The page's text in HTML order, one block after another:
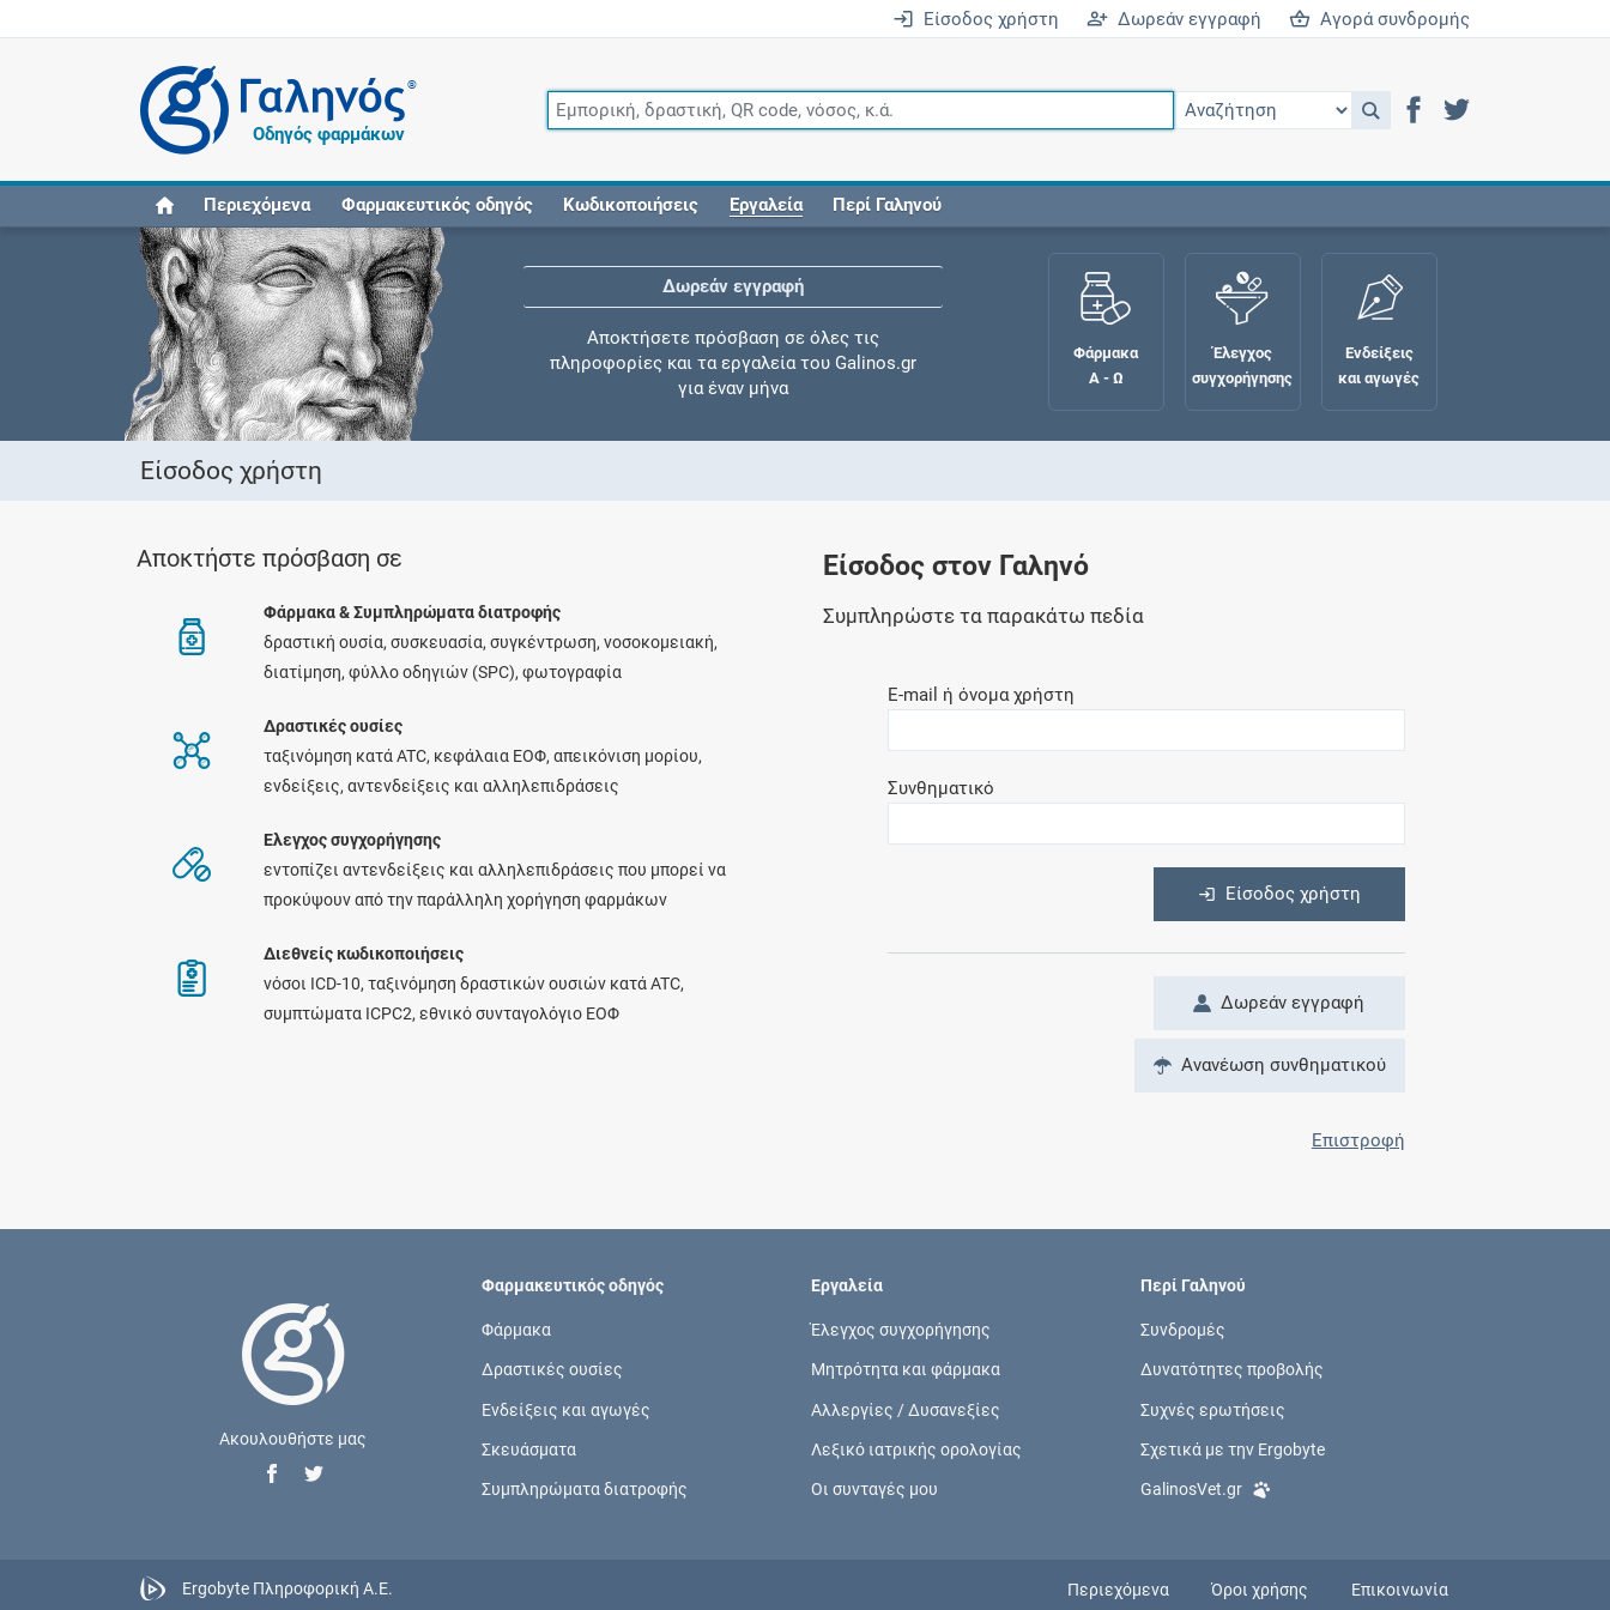
Είσοδος χρήστη Δωρεάν εγγραφή Αγορά συνδρομής
®
Οδηγός φαρμάκων
Περιεχόμενα Φαρμακευτικός οδηγός Κωδικοποιήσεις Εργαλεία Περί Γαληνού
Δωρεάν εγγραφή
Αποκτήσετε πρόσβαση σε όλες τις
πληροφορίες και τα εργαλεία του Galinos.gr
για έναν μήνα
Ελέγξτε την αγωγή σας για αντενδείξεις και
Αποθηκεύστε τις συνταγές σας και
μοιραστείτε τις εύκολα και με ασφάλεια
Ενημερωθείτε για την ασφάλεια χορήγησης
ενός φαρμάκου κατά τη διάρκεια της
επιπλέον παροχές των συνδρομητικών
Ενδείξεις και αγωγές
νόσους, συμπτώματα και ιατρικές πράξεις
Φάρμακα
Α - Ω
Έλεγχος
συγχορήγησης
Ενδείξεις
και αγωγές
Είσοδος χρήστη
Αποκτήστε πρόσβαση σε
Φάρμακα & Συμπληρώματα διατροφής
δραστική ουσία, συσκευασία, συγκέντρωση, νοσοκομειακή,
διατίμηση, φύλλο οδηγιών (SPC), φωτογραφία
Δραστικές ουσίες
ταξινόμηση κατά ATC, κεφάλαια ΕΟΦ, απεικόνιση μορίου,
ενδείξεις, αντενδείξεις και αλληλεπιδράσεις
Ελεγχος συγχορήγησης
εντοπίζει αντενδείξεις και αλληλεπιδράσεις που μπορεί να
προκύψουν από την παράλληλη χορήγηση φαρμάκων
Διεθνείς κωδικοποιήσεις
νόσοι ICD-10, ταξινόμηση δραστικών ουσιών κατά ATC,
συμπτώματα ICPC2, εθνικό συνταγολόγιο ΕΟΦ
Είσοδος στον Γαληνό
Συμπληρώστε τα παρακάτω πεδία
E-mail ή όνομα χρήστη
Συνθηματικό
Είσοδος χρήστη
Δωρεάν εγγραφή
Ανανέωση συνθηματικού
Επιστροφή
Ακουλουθήστε μας
Φαρμακευτικός οδηγός
Φάρμακα
Δραστικές ουσίες
Ενδείξεις και αγωγές
Σκευάσματα
Συμπληρώματα διατροφής
Εργαλεία
Έλεγχος συγχορήγησης
Μητρότητα και φάρμακα
Αλλεργίες / Δυσανεξίες
Λεξικό ιατρικής ορολογίας
Οι συνταγές μου
Περί Γαληνού
Συνδρομές
Δυνατότητες προβολής
Συχνές ερωτήσεις
Σχετικά με την Ergobyte
GalinosVet.gr
Ergobyte Πληροφορική Α.Ε. Περιεχόμενα Όροι χρήσης Επικοινωνία